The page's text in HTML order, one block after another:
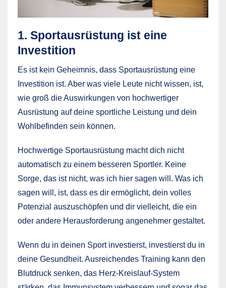
1. Sportausrüstung ist eine
Investition
Es ist kein Geheimnis, dass Sportausrüstung eine
Investition ist. Aber was viele Leute nicht wissen, ist,
wie groß die Auswirkungen von hochwertiger
Ausrüstung auf deine sportliche Leistung und dein
Wohlbefinden sein können.
Hochwertige Sportausrüstung macht dich nicht
automatisch zu einem besseren Sportler. Keine
Sorge, das ist nicht, was ich hier sagen will. Was ich
sagen will, ist, dass es dir ermöglicht, dein volles
Potenzial auszuschöpfen und dir vielleicht, die ein
oder andere Herausforderung angenehmer gestaltet.
Wenn du in deinen Sport investierst, investierst du in
deine Gesundheit. Ausreichendes Training kann den
Blutdruck senken, das Herz-Kreislauf-System